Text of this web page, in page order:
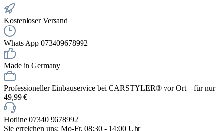
Kostenloser Versand
Whats App 073409678992
Made in Germany
Professioneller Einbauservice bei CARSTYLER® vor Ort – für nur
49,99 €.
Hotline 07340 9678992
Sie erreichen uns: Mo-Fr, 08:30 - 14:00 Uhr